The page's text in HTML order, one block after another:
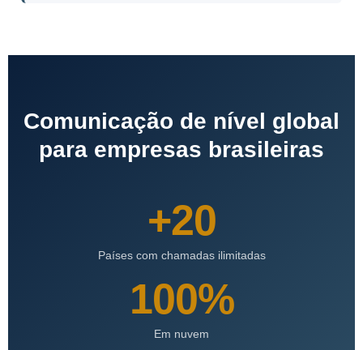
Comunicação de nível global
para empresas brasileiras
+20
Países com chamadas ilimitadas
100%
Em nuvem